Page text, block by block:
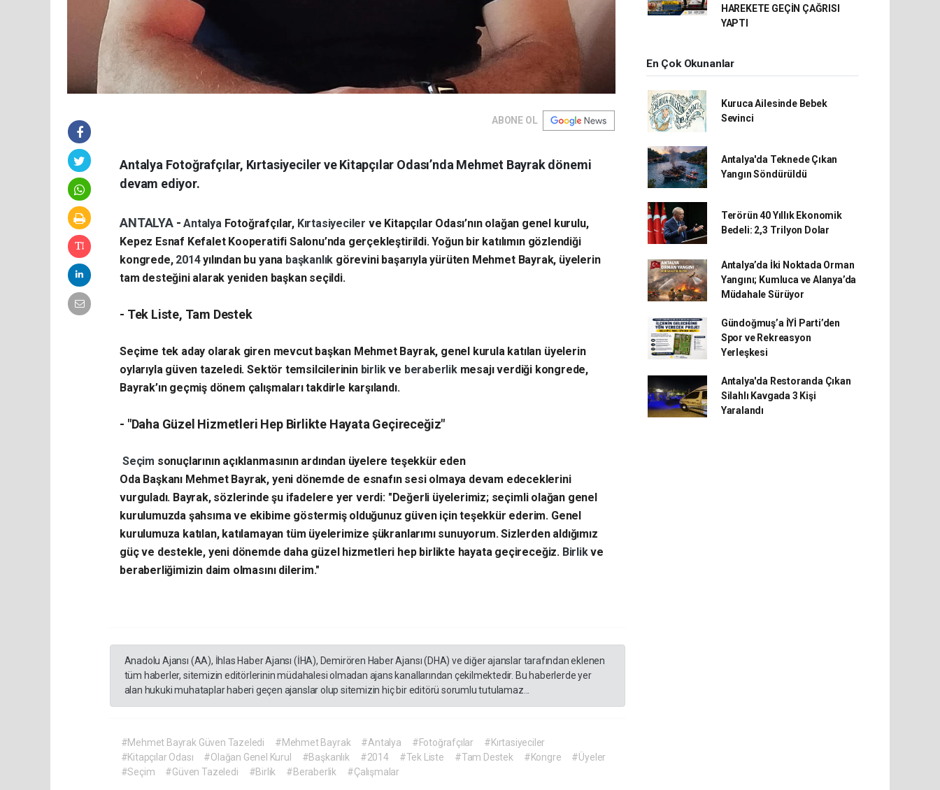
ABONE OL
Antalya Fotoğrafçılar, Kırtasiyeciler ve Kitapçılar Odası’nda Mehmet Bayrak dönemi
devam ediyor.
ANTALYA -Antalya Fotoğrafçılar, Kırtasiyeciler ve Kitapçılar Odası’nın olağan genel kurulu,
Kepez Esnaf Kefalet Kooperatifi Salonu’nda gerçekleştirildi. Yoğun bir katılımın gözlendiği
kongrede, 2014yılından bu yana başkanlık görevini başarıyla yürüten Mehmet Bayrak, üyelerin
tam desteğini alarak yeniden başkan seçildi.
- ​Tek Liste, Tam Destek
​Seçime tek aday olarak giren mevcut başkan Mehmet Bayrak, genel kurula katılan üyelerin
oylarıyla güven tazeledi. Sektör temsilcilerinin birlikve beraberlik mesajı verdiği kongrede,
Bayrak’ın geçmiş dönem çalışmaları takdirle karşılandı.
- ​"Daha Güzel Hizmetleri Hep Birlikte Hayata Geçireceğiz"
Seçim sonuçlarının açıklanmasının ardından üyelere teşekkür eden
Oda Başkanı Mehmet Bayrak, yeni dönemde de esnafın sesi olmaya devam edeceklerini
vurguladı. Bayrak, sözlerinde şu ifadelere yer verdi: ​"Değerli üyelerimiz; seçimli olağan genel
kurulumuzda şahsıma ve ekibime göstermiş olduğunuz güven için teşekkür ederim. Genel
kurulumuza katılan, katılamayan tüm üyelerimize şükranlarımı sunuyorum. Sizlerden aldığımız
güç ve destekle, yeni dönemde daha güzel hizmetleri hep birlikte hayata geçireceğiz. Birlikve
beraberliğimizin daim olmasını dilerim."
Anadolu Ajansı (AA), İhlas Haber Ajansı (İHA), Demirören Haber Ajansı (DHA) ve diğer ajanslar tarafından eklenen
tüm haberler, sitemizin editörlerinin müdahalesi olmadan ajans kanallarından çekilmektedir. Bu haberlerde yer
alan hukuki muhataplar haberi geçen ajanslar olup sitemizin hiç bir editörü sorumlu tutulamaz...
#Mehmet Bayrak Güven Tazeledi #Mehmet Bayrak #Antalya #Fotoğrafçılar
#Kırtasiyeciler
#Kitapçılar Odası
#Olağan Genel Kurul #Başkanlık #2014 #Tek Liste #Tam Destek #Kongre
#Üyeler
#Seçim
#Güven Tazeledi #Birlik #Beraberlik #Çalışmalar
HAREKETE GEÇİN ÇAĞRISI
YAPTI
En Çok Okunanlar
Kuruca Ailesinde Bebek
Sevinci
Antalya'da Teknede Çıkan
Yangın Söndürüldü
Terörün 40 Yıllık Ekonomik
Bedeli: 2,3 Trilyon Dolar
Antalya’da İki Noktada Orman
Yangını; Kumluca ve Alanya’da
Müdahale Sürüyor
Gündoğmuş’a İYİ Parti’den
Spor ve Rekreasyon
Yerleşkesi
Antalya'da Restoranda Çıkan
Silahlı Kavgada 3 Kişi
Yaralandı